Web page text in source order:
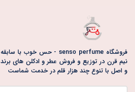
فروشگاه senso perfume - حس خوب با سابقه
نیم قرن در توزیع و فروش عطر و ادکلن های برند
و اصل با تنوع چند هزار قلم در خدمت شماست